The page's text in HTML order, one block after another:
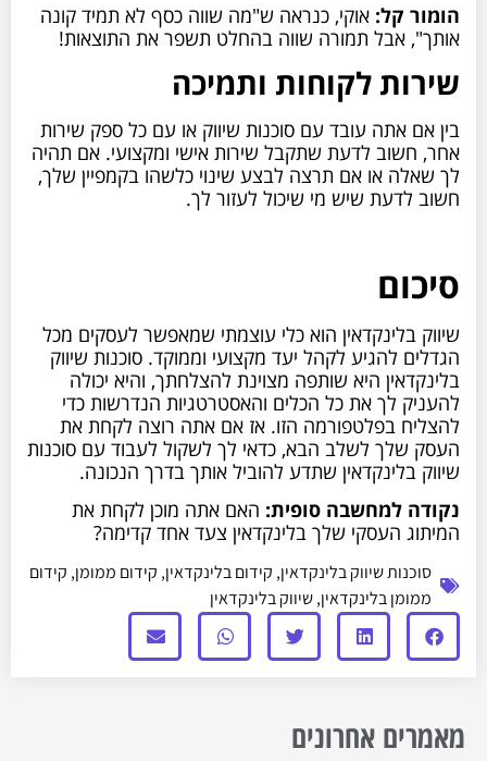
הומור קל:אוקי, כנראה ש"מה שווה כסף לא תמיד קונה
אותך", אבל תמורה שווה בהחלט תשפר את התוצאות!
שירות לקוחות ותמיכה
בין אם אתה עובד עם סוכנות שיווק או עם כל ספק שירות
אחר, חשוב לדעת שתקבל שירות אישי ומקצועי. אם תהיה
לך שאלה או אם תרצה לבצע שינוי כלשהו בקמפיין שלך,
חשוב לדעת שיש מי שיכול לעזור לך.
סיכום
שיווק בלינקדאין הוא כלי עוצמתי שמאפשר לעסקים מכל
הגדלים להגיע לקהל יעד מקצועי וממוקד. סוכנות שיווק
בלינקדאין היא שותפה מצוינת להצלחתך, והיא יכולה
להעניק לך את כל הכלים והאסטרטגיות הנדרשות כדי
להצליח בפלטפורמה הזו. אז אם אתה רוצה לקחת את
העסק שלך לשלב הבא, כדאי לך לשקול לעבוד עם סוכנות
שיווק בלינקדאין שתדע להוביל אותך בדרך הנכונה.
נקודה למחשבה סופית:האם אתה מוכן לקחת את
המיתוג העסקי שלך בלינקדאין צעד אחד קדימה?
סוכנות שיווק בלינקדאין,קידום בלינקדאין,קידום ממומן,קידום
ממומן בלינקדאין,שיווק בלינקדאין
מאמרים אחרונים